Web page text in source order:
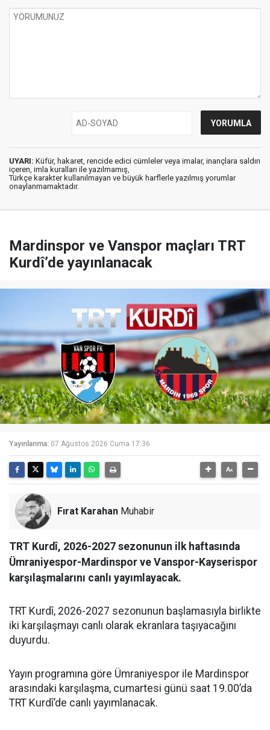
UYARI: Küfür, hakaret, rencide edici cümleler veya imalar, inançlara saldırı
içeren, imla kuralları ile yazılmamış,
Türkçe karakter kullanılmayan ve büyük harflerle yazılmış yorumlar
onaylanmamaktadır.
Mardinspor ve Vanspor maçları TRT
Kurdî’de yayınlanacak
Yayınlanma: 07 Ağustos 2026 Cuma 17:36
Fırat Karahan Muhabir
TRT Kurdî, 2026-2027 sezonunun ilk haftasında
Ümraniyespor-Mardinspor ve Vanspor-Kayserispor
karşılaşmalarını canlı yayımlayacak.
TRT Kurdî, 2026-2027 sezonunun başlamasıyla birlikte
iki karşılaşmayı canlı olarak ekranlara taşıyacağını
duyurdu.
Yayın programına göre Ümraniyespor ile Mardinspor
arasındaki karşılaşma, cumartesi günü saat 19.00’da
TRT Kurdî’de canlı yayımlanacak.